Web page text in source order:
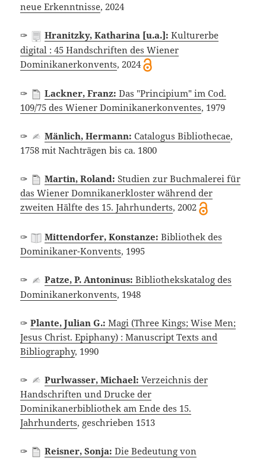
neue Erkenntnisse, 2024
✑ Hranitzky, Katharina [u.a.]:Kulturerbe
digital : 45 Handschriften des Wiener
Dominikanerkonvents, 2024
✑ Lackner, Franz:Das "Principium" im Cod.
109/75 des Wiener Dominikanerkonventes, 1979
✑ Mänlich, Hermann:Catalogus Bibliothecae,
1758 mit Nachträgen bis ca. 1800
✑ Martin, Roland:Studien zur Buchmalerei für
das Wiener Domnikanerkloster während der
zweiten Hälfte des 15. Jahrhunderts, 2002
✑ Mittendorfer, Konstanze:Bibliothek des
Dominikaner-Konvents, 1995
✑ Patze, P. Antoninus:Bibliothekskatalog des
Dominikanerkonvents, 1948
✑Plante, Julian G.:Magi (Three Kings; Wise Men;
Jesus Christ. Epiphany) : Manuscript Texts and
Bibliography, 1990
✑ Purlwasser, Michael:Verzeichnis der
Handschriften und Drucke der
Dominikanerbibliothek am Ende des 15.
Jahrhunderts, geschrieben 1513
✑ Reisner, Sonja:Die Bedeutung von